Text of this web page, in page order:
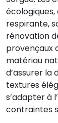
respirante,
rénovation
provençaux
matériau
d’assurer la
textures
s’adapter à
contraintes